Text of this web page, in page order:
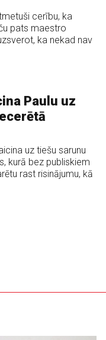
cerību, ka
pats maestro
ka nekad nav
Paulu uz
uz tiešu sarunu
kurā bez publiskiem
rast risinājumu, kā